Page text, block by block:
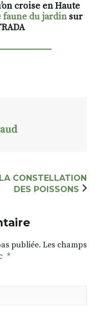
croise en Haute
faune du jardin sur
LA CONSTELLATION
DES POISSONS
publiée. Les champs
*